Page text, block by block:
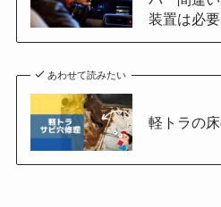
装置は必
あわせて読みたい
軽トラの